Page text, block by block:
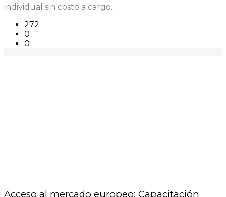
individual sin costo a cargo…
272
0
0
Acceso al mercado europeo: Capacitación